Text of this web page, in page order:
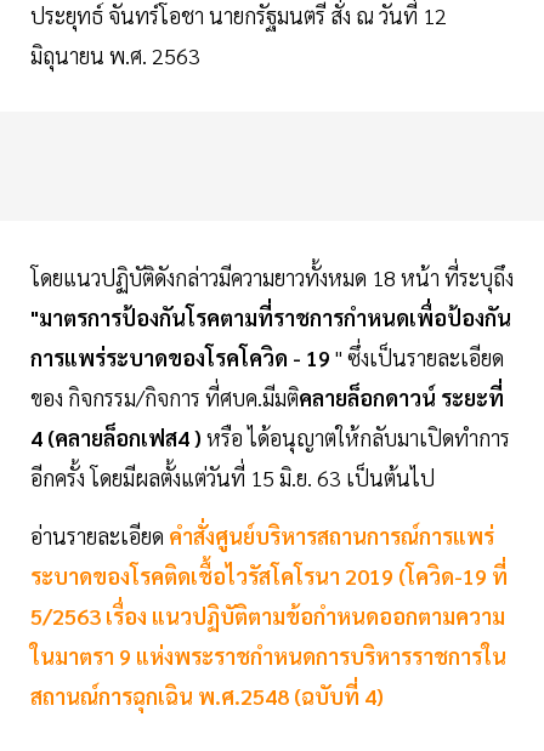
ประยุทธ์ จันทร์โอชา นายกรัฐมนตรี สั่ง ณ วันที่ 12
มิถุนายน พ.ศ. 2563
โดยแนวปฏิบัติดังกล่าวมีความยาวทั้งหมด 18 หน้า ที่ระบุถึง
"มาตรการป้องกันโรคตามที่ราชการกำหนดเพื่อป้องกัน
การแพร่ระบาดของโรคโควิด - 19 " ซึ่งเป็นรายละเอียด
ของ กิจกรรม/กิจการ ที่ศบค.มีมติคลายล็อกดาวน์ ระยะที่
4 (คลายล็อกเฟส4 ) หรือ ได้อนุญาตให้กลับมาเปิดทำการ
อีกครั้ง โดยมีผลตั้งแต่วันที่ 15 มิ.ย. 63 เป็นต้นไป
อ่านรายละเอียด คำสั่งศูนย์บริหารสถานการณ์การแพร่
ระบาดของโรคติดเชื้อไวรัสโคโรนา 2019 (โควิด-19 ที่
5/2563 เรื่อง แนวปฏิบัติตามข้อกำหนดออกตามความ
ในมาตรา 9 แห่งพระราชกำหนดการบริหารราชการใน
สถานณ์การฉุกเฉิน พ.ศ.2548 (ฉบับที่ 4)